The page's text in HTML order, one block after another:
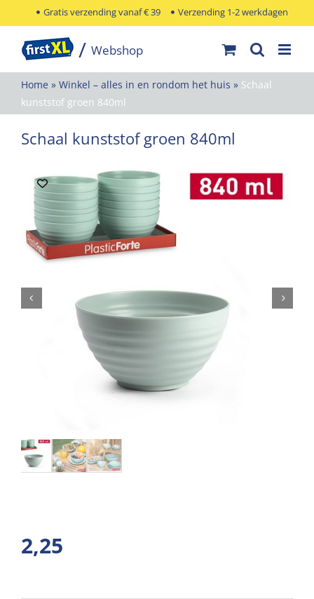
naar
inhoud
Gratis verzending vanaf € 39 Verzending 1-2 werkdagen
Home » Winkel – alles in en rondom het huis » Schaal
kunststof groen 840ml
Schaal kunststof groen 840ml
2,25